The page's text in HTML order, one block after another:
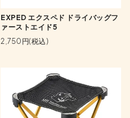
EXPED エクスペド ドライバッグフ
ァーストエイド5
2,750円(税込)